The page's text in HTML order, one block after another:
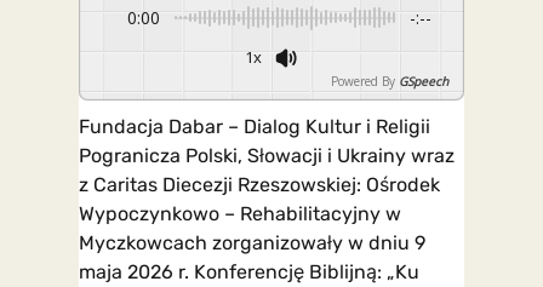
0:00 -:--
1x
Powered By GSpeech
Fundacja Dabar – Dialog Kultur i Religii
Pogranicza Polski, Słowacji i Ukrainy wraz
z Caritas Diecezji Rzeszowskiej: Ośrodek
Wypoczynkowo – Rehabilitacyjny w
Myczkowcach zorganizowały w dniu 9
maja 2026 r. Konferencję Biblijną: „Ku